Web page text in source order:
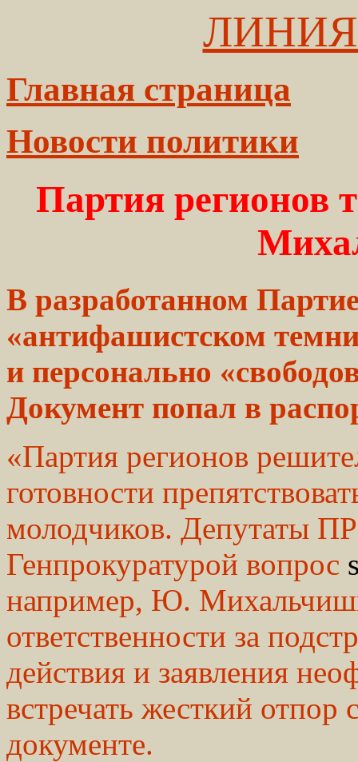
Главная страница
Новости политики
Партия регионов
В разработанном
«антифашистском
и персонально
Документ попал в
«Партия регионов
готовности
молодчиков. Депутаты
Генпрокуратурой вопрос
например, Ю.
ответственности за
действия и заявления
встречать жесткий
документе.